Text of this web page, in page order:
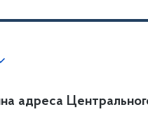
адреса